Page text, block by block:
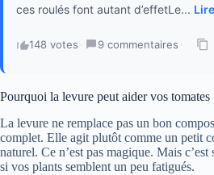
ces roulés font autant d’effetLe...
148 votes · 9 commentaires ·
Pourquoi la levure peut aider vos tomates
La levure ne remplace pas un bon
complet. Elle agit plutôt comme un petit
naturel. Ce n’est pas magique. Mais
si vos plants semblent un peu fatigués.